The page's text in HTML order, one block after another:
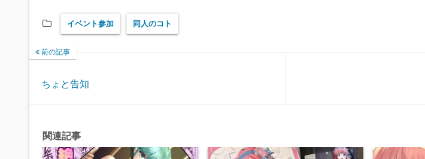
r
ok
ed
In a
イベント参加 同人のコト
前の記事
ちょと告知
関連記事